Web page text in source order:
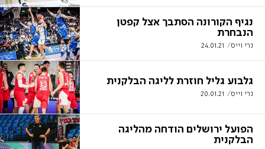
נגיף הקורונה הסתבך אצל קפטן
הנבחרת
נרי וייס 24.01.21
גלבוע גליל חוזרת לליגה הבלקנית
נרי וייס 20.01.21
הפועל ירושלים הודחה מהליגה
הבלקנית